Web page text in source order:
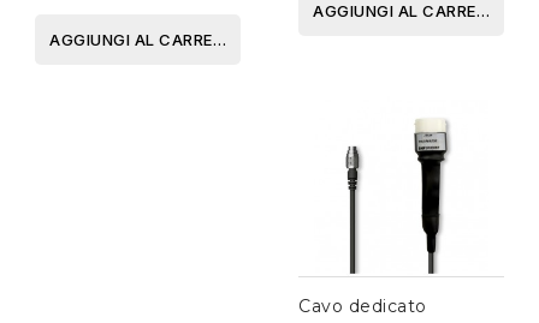
AGGIUNGI AL CARRELLO
AGGIUNGI AL CARRELLO
Cavo dedicato